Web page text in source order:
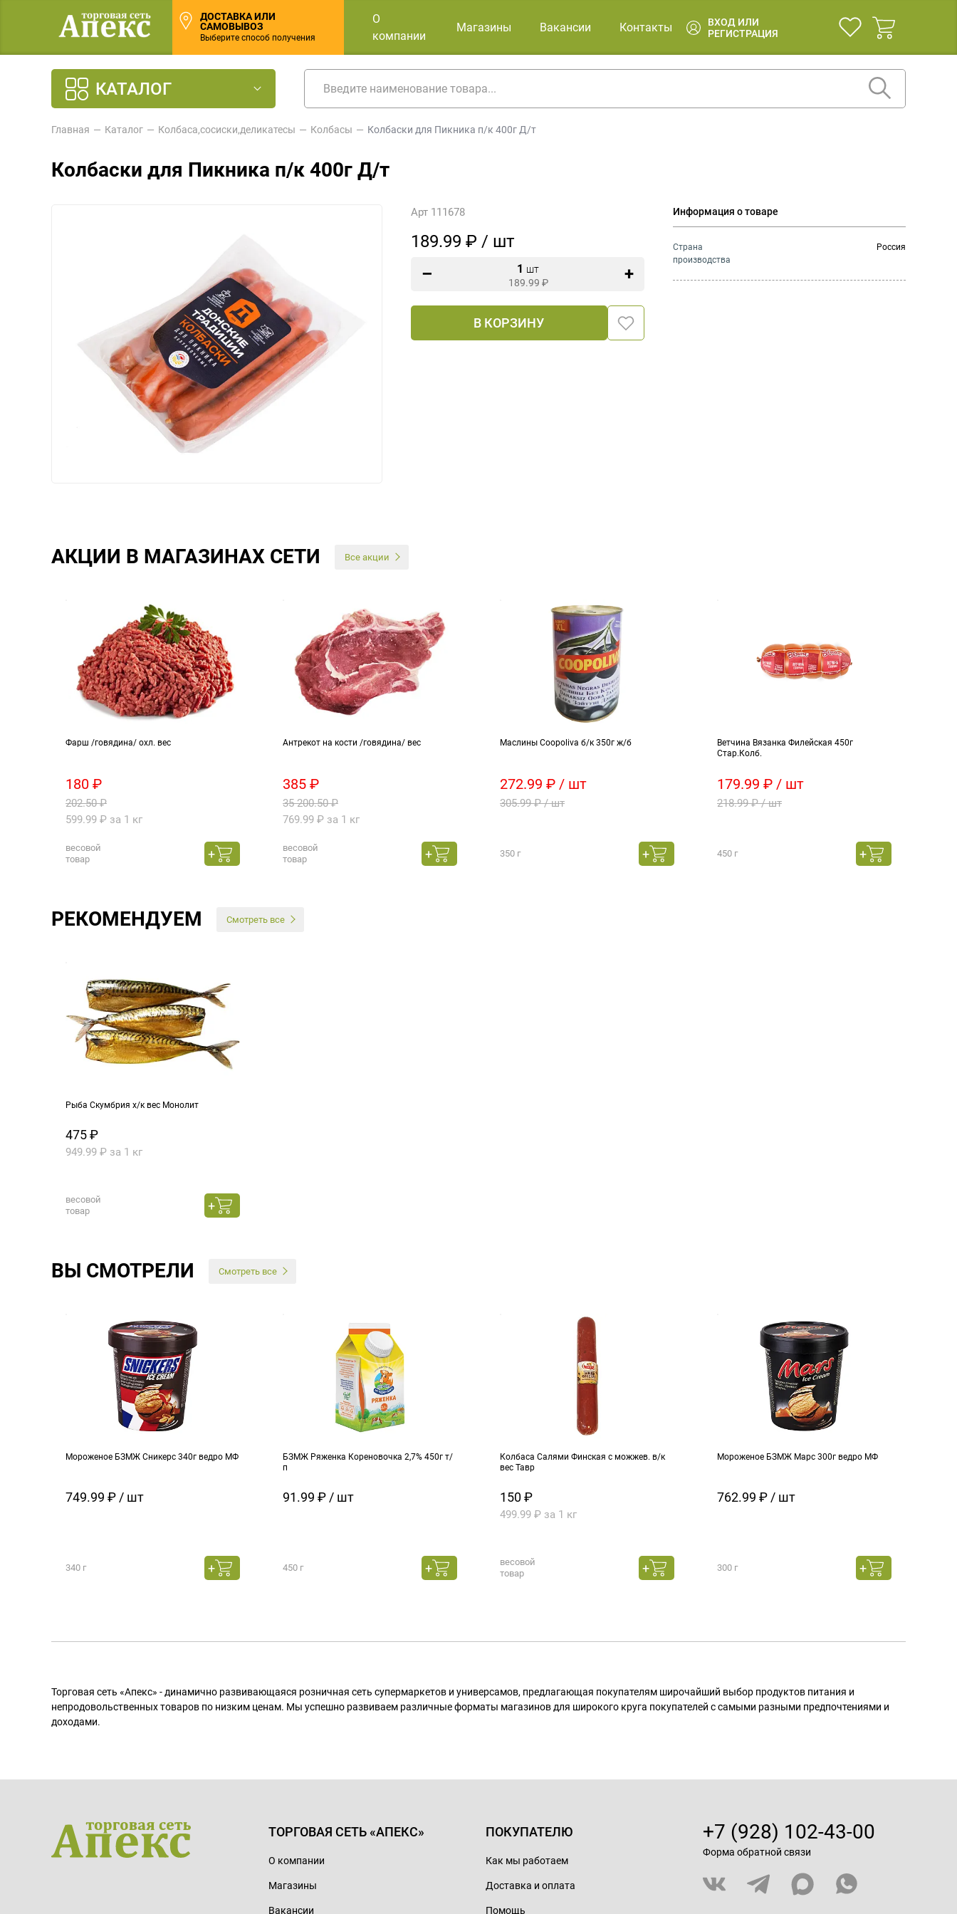
ДОСТАВКА ИЛИ
САМОВЫВОЗ
Выберите способ получения
О
компании
Магазины Вакансии Контакты
ВХОД ИЛИ
РЕГИСТРАЦИЯ
КАТАЛОГ
Главная Каталог Колбаса,сосиски,деликатесы Колбасы Колбаски для Пикника п/к 400г Д/т
Колбаски для Пикника п/к 400г Д/т
Арт 111678
189.99 ₽ / шт
1 шт
189.99 ₽
В КОРЗИНУ
Информация о товаре
Страна
производства
Россия
АКЦИИ В МАГАЗИНАХ СЕТИ Все акции
Фарш /говядина/ охл. вес
180 ₽
202.50 ₽
599.99 ₽ за 1 кг
весовой
товар
Антрекот на кости /говядина/ вес
385 ₽
35 200.50 ₽
769.99 ₽ за 1 кг
весовой
товар
Маслины Coopoliva б/к 350г ж/б
272.99 ₽ / шт
305.99 ₽ / шт
350 г
Ветчина Вязанка Филейская 450г
Стар.Колб.
179.99 ₽ / шт
218.99 ₽ / шт
450 г
РЕКОМЕНДУЕМ Смотреть все
Рыба Скумбрия х/к вес Монолит
475 ₽
949.99 ₽ за 1 кг
весовой
товар
ВЫ СМОТРЕЛИ Смотреть все
Мороженое БЗМЖ Сникерс 340г ведро МФ
749.99 ₽ / шт
340 г
БЗМЖ Ряженка Кореновочка 2,7% 450г т/
п
91.99 ₽ / шт
450 г
Колбаса Салями Финская с можжев. в/к
вес Тавр
150 ₽
499.99 ₽ за 1 кг
весовой
товар
Мороженое БЗМЖ Марс 300г ведро МФ
762.99 ₽ / шт
300 г
Торговая сеть «Апекс» - динамично развивающаяся розничная сеть супермаркетов и универсамов, предлагающая покупателям широчайший выбор продуктов питания и
непродовольственных товаров по низким ценам. Мы успешно развиваем различные форматы магазинов для широкого круга покупателей с самыми разными предпочтениями и
доходами.
ТОРГОВАЯ СЕТЬ «АПЕКС»
О компании
Магазины
Вакансии
ПОКУПАТЕЛЮ
Как мы работаем
Доставка и оплата
Помощь
+7 (928) 102-43-00
Форма обратной связи